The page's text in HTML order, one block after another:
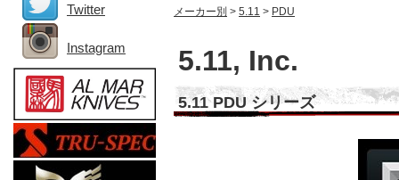
メーカー別 > 5.11 > PDU
5.11, Inc.
5.11 PDU シリーズ
Twitter
Instagram